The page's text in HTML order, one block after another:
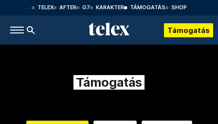
TELEX AFTER G7 KARAKTER TÁMOGATÁS SHOP
Támogatás
Támogatás